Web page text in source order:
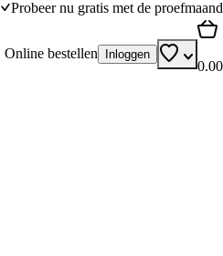
Probeer nu gratis met de proefmaand
Online bestellen Inloggen
0.00